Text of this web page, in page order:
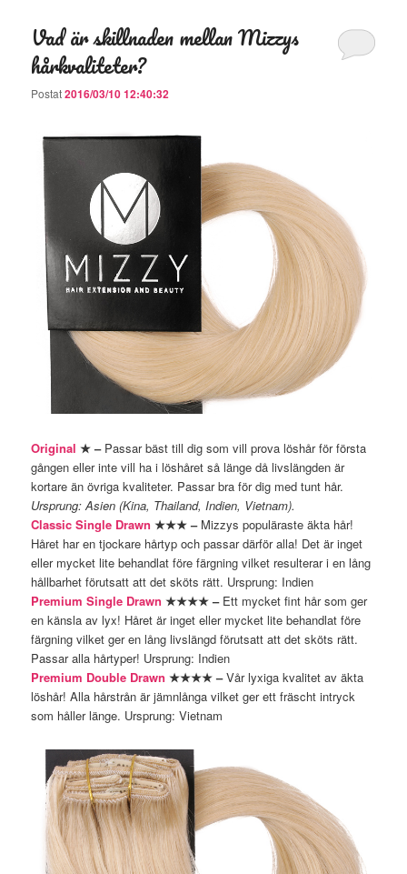
Vad är skillnaden mellan Mizzys
hårkvaliteter?
Postat2016/03/10 12:40:32
Original ★ – Passar bäst till dig som vill prova löshår för första
gången eller inte vill ha i löshåret så länge då livslängden är
kortare än övriga kvaliteter. Passar bra för dig med tunt hår.
Ursprung: Asien (Kina, Thailand, Indien, Vietnam).
Classic Single Drawn ★★★ – Mizzys populäraste äkta hår!
Håret har en tjockare hårtyp och passar därför alla! Det är inget
eller mycket lite behandlat före färgning vilket resulterar i en lång
hållbarhet förutsatt att det sköts rätt. Ursprung: Indien
Premium Single Drawn ★★★★ – Ett mycket fint hår som ger
en känsla av lyx! Håret är inget eller mycket lite behandlat före
färgning vilket ger en lång livslängd förutsatt att det sköts rätt.
Passar alla hårtyper! Ursprung: Indien
Premium Double Drawn ★★★★ –Vår lyxiga kvalitet av äkta
löshår! Alla hårstrån är jämnlånga vilket ger ett fräscht intryck
som håller länge. Ursprung: Vietnam